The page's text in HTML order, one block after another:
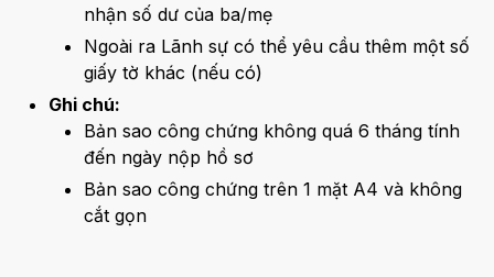
nhận số dư của ba/mẹ
Ngoài ra Lãnh sự có thể yêu cầu thêm một số
giấy tờ khác (nếu có)
Ghi chú:
Bản sao công chứng không quá 6 tháng tính
đến ngày nộp hồ sơ
Bản sao công chứng trên 1 mặt A4 và không
cắt gọn